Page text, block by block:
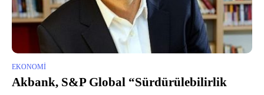
EKONOMI
Akbank, S&P Global “Sürdürülebilirlik